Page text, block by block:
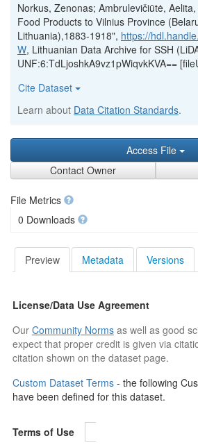
Norkus, Zenonas; Ambrulevičiūtė,
Food Products to Vilnius Province
Lithuania),1883-1918", https://
W, Lithuanian Data Archive for SSH
UNF:6:TdLjoshkA9vz1pWiqvkKVA==
Cite Dataset
Learn about Data Citation Standards.
Access File
Contact Owner
File Metrics
0 Downloads
Preview Metadata Versions
License/Data Use Agreement
Our Community Normsas well as good
expect that proper credit is given via
citation shown on the dataset page.
Custom Dataset Terms - the following
have been defined for this dataset.
Terms of Use